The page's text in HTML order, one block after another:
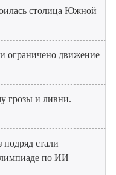
столица Южной
ограничено движение
грозы и ливни.
стали
по ИИ